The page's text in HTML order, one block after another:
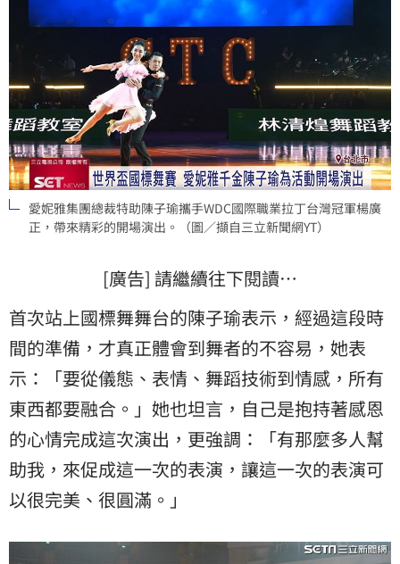
愛妮雅集團總裁特助陳子瑜攜手WDC國際職業拉丁台灣冠軍楊廣
正，帶來精彩的開場演出。（圖／擷自三立新聞網YT）
[廣告] 請繼續往下閱讀…
首次站上國標舞舞台的陳子瑜表示，經過這段時
間的準備，才真正體會到舞者的不容易，她表
示：「要從儀態、表情、舞蹈技術到情感，所有
東西都要融合。」她也坦言，自己是抱持著感恩
的心情完成這次演出，更強調：「有那麼多人幫
助我，來促成這一次的表演，讓這一次的表演可
以很完美、很圓滿。」